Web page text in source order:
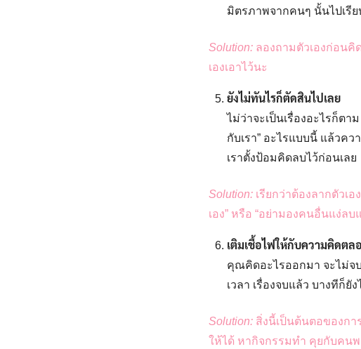
มิตรภาพจากคนๆ นั้นไปเรีย
Solution: ลองถามตัวเองก่อนคิ
เองเอาไว้นะ
ยังไม่ทันไรก็ตัดสินไปเลย
ไม่ว่าจะเป็นเรื่องอะไรก็ต
กับเรา” อะไรแบบนี้ แล้วค
เราตั้งป้อมคิดลบไว้ก่อนเลย
Solution: เรียกว่าต้องลากตัวเ
เอง” หรือ “อย่ามองคนอื่นแง่ล
เติมเชื้อไฟให้กับความคิดตล
คุณคิดอะไรออกมา จะไม่จบ
เวลา เรื่องจบแล้ว บางทีก็
Solution: สิ่งนี้เป็นต้นตอของก
ให้ได้ หากิจกรรมทำ คุยกับคนพ